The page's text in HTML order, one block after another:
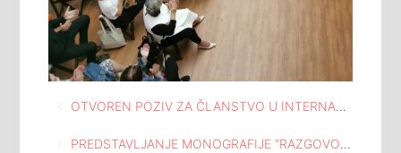
Navigacija
članaka
OTVOREN POZIV ZA ČLANSTVO U INTERNACIONALNIM TIMOVIMA I PROJEKTIMA EESTEC-A U DOMU MLADIH TUZLA
PREDSTAVLJANJE MONOGRAFIJE “RAZGOVOR S RADIMLJOM” U MEĐUNARODNOJ GALERIJI PORTRETA TUZLA